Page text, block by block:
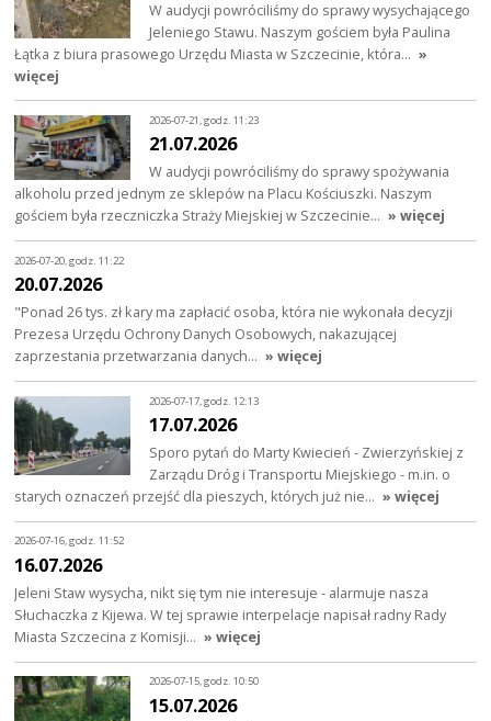
W audycji powróciliśmy do sprawy wysychającego
Jeleniego Stawu. Naszym gościem była Paulina
Łątka z biura prasowego Urzędu Miasta w Szczecinie, która… »
więcej
2026-07-21, godz. 11:23
21.07.2026
W audycji powróciliśmy do sprawy spożywania
alkoholu przed jednym ze sklepów na Placu Kościuszki. Naszym
gościem była rzeczniczka Straży Miejskiej w Szczecinie… » więcej
2026-07-20, godz. 11:22
20.07.2026
"Ponad 26 tys. zł kary ma zapłacić osoba, która nie wykonała decyzji
Prezesa Urzędu Ochrony Danych Osobowych, nakazującej
zaprzestania przetwarzania danych… » więcej
2026-07-17, godz. 12:13
17.07.2026
Sporo pytań do Marty Kwiecień - Zwierzyńskiej z
Zarządu Dróg i Transportu Miejskiego - m.in. o
starych oznaczeń przejść dla pieszych, których już nie… » więcej
2026-07-16, godz. 11:52
16.07.2026
Jeleni Staw wysycha, nikt się tym nie interesuje - alarmuje nasza
Słuchaczka z Kijewa. W tej sprawie interpelacje napisał radny Rady
Miasta Szczecina z Komisji… » więcej
2026-07-15, godz. 10:50
15.07.2026